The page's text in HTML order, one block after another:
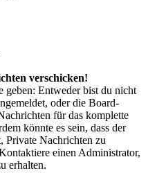
verschicken!
geben: Entweder bist du nicht
oder die Board-
für das komplette
könnte es sein, dass der
Private Nachrichten zu
einen Administrator,
erhalten.